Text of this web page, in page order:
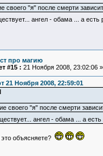
своего "я" после смерти
ангел - обама ... а
про магию
#15 : 21 Ноября 2008, 23:02:06 »
21 Ноября 2008, 22:59:01
своего "я" после смерти
ангел - обама ... а
объясняете?